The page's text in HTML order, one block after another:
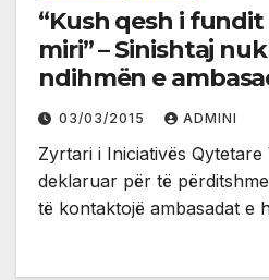
“Kush qesh i fundit
miri” – Sinishtaj
ndihmën e
rreth postit të
03/03/2015 ADMINI
Zyrtari i Iniciativës Qytetare
deklaruar për të
të kontaktojë ambasadat e